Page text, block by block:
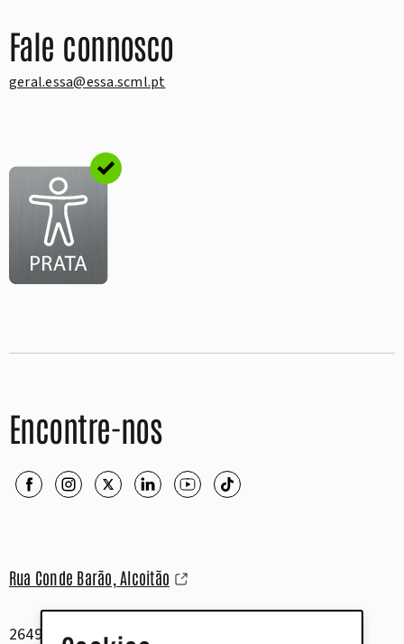
Fale connosco
geral.essa@essa.scml.pt
Encontre-nos
Rua Conde Barão, Alcoitão
2649-506 Alcabideche